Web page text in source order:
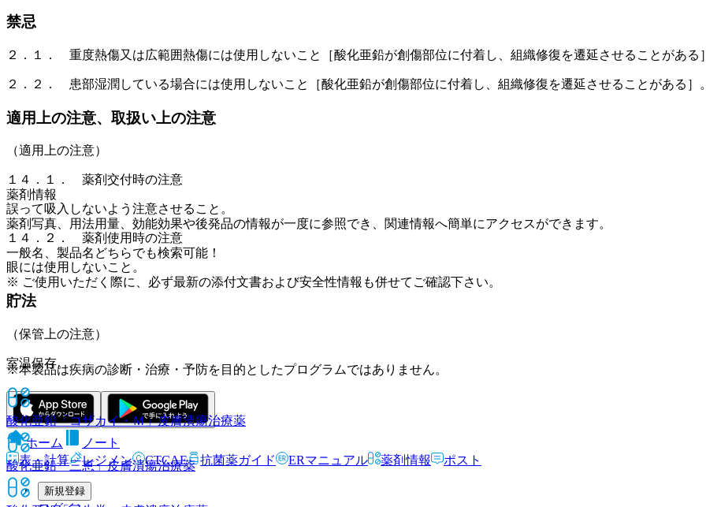
禁忌
２．１． 重度熱傷又は広範囲熱傷には使用しないこと［酸化亜鉛が創傷部位に付着し、組織修復を遷延させることがある
２．２． 患部湿潤している場合には使用しないこと［酸化亜鉛が創傷部位に付着し、組織修復を遷延させることがある］
適用上の注意、取扱い上の注意
（適用上の注意）
１４．１． 薬剤交付時の注意
誤って吸入しないよう注意させること。
１４．２． 薬剤使用時の注意
眼には使用しないこと。
貯法
（保管上の注意）
室温保存。
酸化亜鉛「コザカイ・Ｍ」皮膚潰瘍治療薬
酸化亜鉛「三恵」皮膚潰瘍治療薬
薬剤情報
薬剤写真、用法用量、効能効果や後発品の情報が一度に参照でき、関連情報へ簡単にアクセスができます。
一般名、製品名どちらでも検索可能！
※ ご使用いただく際に、必ず最新の添付文書および安全性情報も併せてご確認下さい。
※本製品は疾病の診断・治療・予防を目的としたプログラムではありません。
ホーム
ノート
表・計算
レジメン CTCAE 抗菌薬ガイド ERマニュアル 薬剤情報 ポスト
新規登録